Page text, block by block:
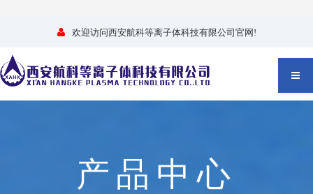
欢迎访问西安航科等离子体科技有限公司官网!
产品中心